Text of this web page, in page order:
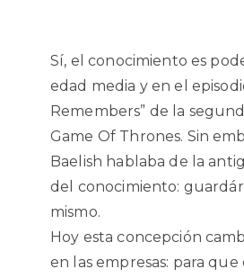
Sí, el conocimiento es
edad media y en el
Remembers” de la
Game Of Thrones. Sin
Baelish hablaba de la
del conocimiento:
mismo.
Hoy esta concepción
en las empresas: para que